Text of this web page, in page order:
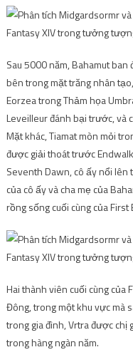
Sau 5000 năm, Bahamut
bên trong mặt trăng nhân
Eorzea trong Thảm họa
Leveilleur đánh bại trước, và
Mặt khác, Tiamat mòn mỏi
được giải thoát trước
Seventh Dawn, cô ấy nổi
của cô ấy và cha mẹ của
rồng sống cuối cùng của First
Hai thành viên cuối cùng của
Đông, trong một khu vực mà
trong gia đình, Vrtra được chị
trong hàng ngàn năm.